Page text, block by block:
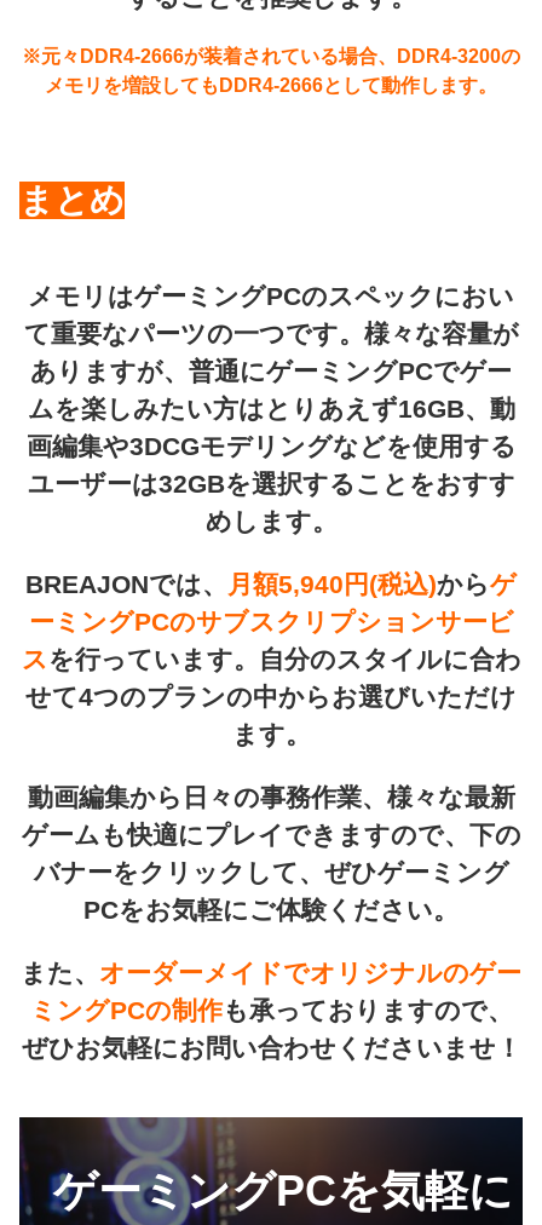
※元々DDR4-2666が装着されている場合、DDR4-3200の
メモリを増設してもDDR4-2666として動作します。
まとめ
メモリはゲーミングPCのスペックにおい
て重要なパーツの一つです。様々な容量が
ありますが、普通にゲーミングPCでゲー
ムを楽しみたい方はとりあえず16GB、動
画編集や3DCGモデリングなどを使用する
ユーザーは32GBを選択することをおすす
めします。
BREAJONでは、 月額5,940円(税込)からゲ
ーミングPCのサブスクリプションサービ
スを行っています。自分のスタイルに合わ
せて4つのプランの中からお選びいただけ
ます。
動画編集から日々の事務作業、様々な最新
ゲームも快適にプレイできますので、下の
バナーをクリックして、ぜひゲーミング
PCをお気軽にご体験ください。
また、 オーダーメイドでオリジナルのゲー
ミングPCの制作も承っておりますので、
ぜひお気軽にお問い合わせくださいませ！
ゲーミングPCを気軽に